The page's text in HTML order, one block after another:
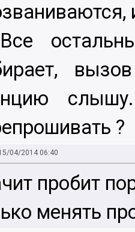
?
04/2014 06:40
пробит
менять